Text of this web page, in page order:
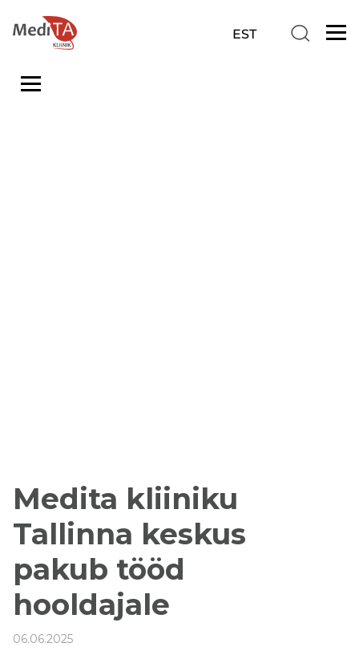
Medita kliiniku
Tallinna keskus
pakub tööd
hooldajale
06.06.2025